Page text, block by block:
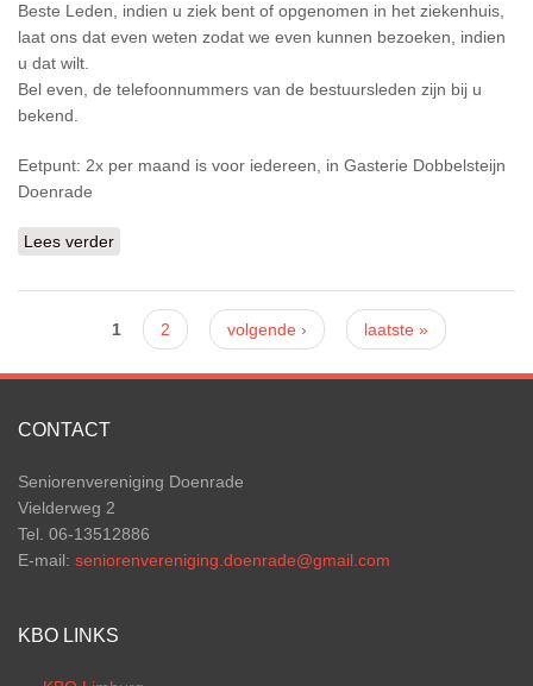
Beste Leden, indien u ziek bent of opgenomen in het ziekenhuis,
laat ons dat even weten zodat we even kunnen bezoeken, indien
u dat wilt.
Bel even, de telefoonnummers van de bestuursleden zijn bij u
bekend.
Eetpunt: 2x per maand is voor iedereen, in Gasterie Dobbelsteijn
Doenrade
Lees verder
Pagina's
1 2 volgende › laatste »
CONTACT
Seniorenvereniging Doenrade
Vielderweg 2
Tel. 06-13512886
E-mail: seniorenvereniging.doenrade@gmail.com
KBO LINKS